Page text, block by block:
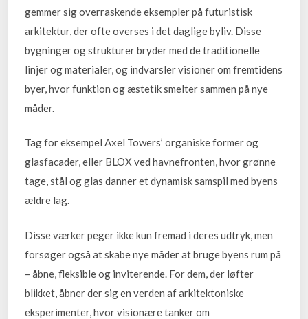
gemmer sig overraskende eksempler på futuristisk
arkitektur, der ofte overses i det daglige byliv. Disse
bygninger og strukturer bryder med de traditionelle
linjer og materialer, og indvarsler visioner om fremtidens
byer, hvor funktion og æstetik smelter sammen på nye
måder.
Tag for eksempel Axel Towers’ organiske former og
glasfacader, eller BLOX ved havnefronten, hvor grønne
tage, stål og glas danner et dynamisk samspil med byens
ældre lag.
Disse værker peger ikke kun fremad i deres udtryk, men
forsøger også at skabe nye måder at bruge byens rum på
– åbne, fleksible og inviterende. For dem, der løfter
blikket, åbner der sig en verden af arkitektoniske
eksperimenter, hvor visionære tanker om